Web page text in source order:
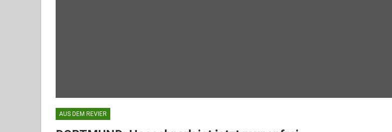
AUS DEM REVIER